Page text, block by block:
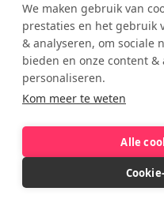
We maken gebruik van
prestaties en het gebruik
& analyseren, om sociale
bieden en onze content
personaliseren.
Kom meer te weten
Alle